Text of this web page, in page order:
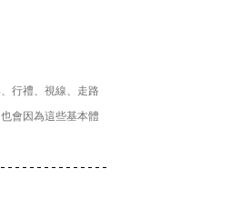
行禮、視線、走路
會因為這些基本體